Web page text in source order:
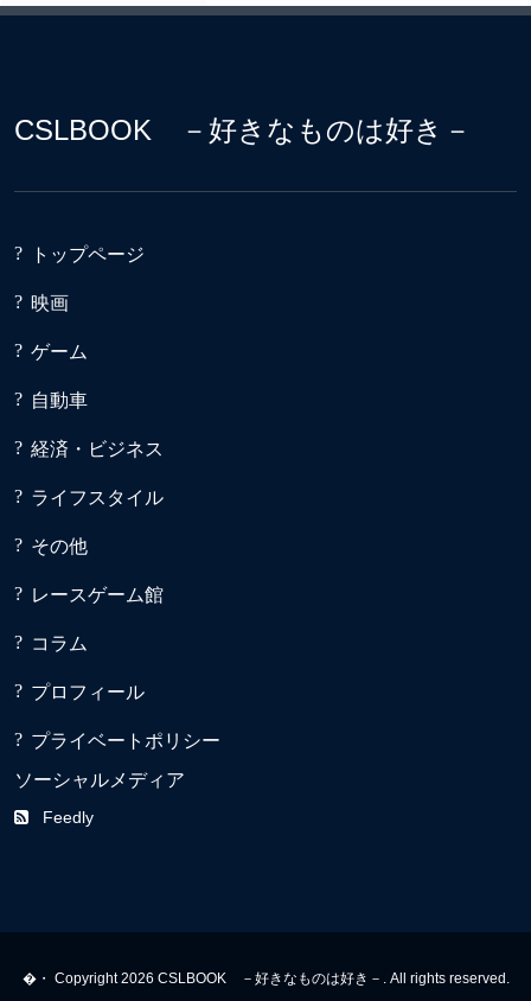
CSLBOOK －好きなものは好き－
トップページ
映画
ゲーム
自動車
経済・ビジネス
ライフスタイル
その他
レースゲーム館
コラム
プロフィール
プライベートポリシー
ソーシャルメディア
Feedly
�・ Copyright 2026 CSLBOOK －好きなものは好き－. All rights reserved.